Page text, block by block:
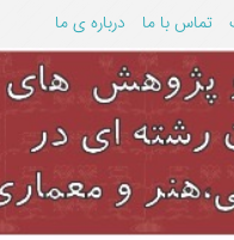
تماس با ما درباره ی ما